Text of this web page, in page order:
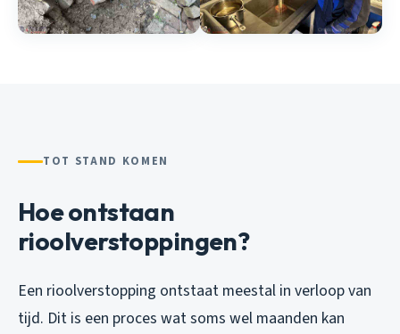
TOT STAND KOMEN
Hoe ontstaan
rioolverstoppingen?
Een rioolverstopping ontstaat meestal in verloop van
tijd. Dit is een proces wat soms wel maanden kan